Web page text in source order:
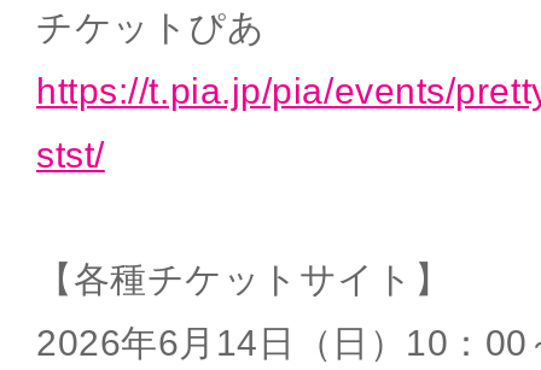
チケットぴあ
https://t.pia.jp/pia/events/
stst/
【各種チケットサイト】
2026年6月14日（日）10：00